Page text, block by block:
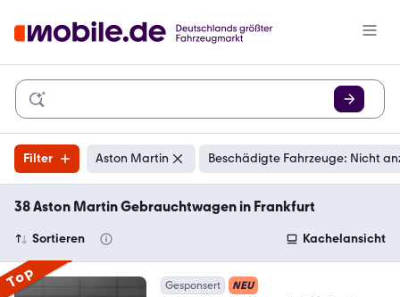
Filter Aston Martin Beschädigte Fahrzeuge: Nicht
38 Aston Martin Gebrauchtwagen in Frankfurt
Sortieren Kachelansicht
Top Gesponsert NEU